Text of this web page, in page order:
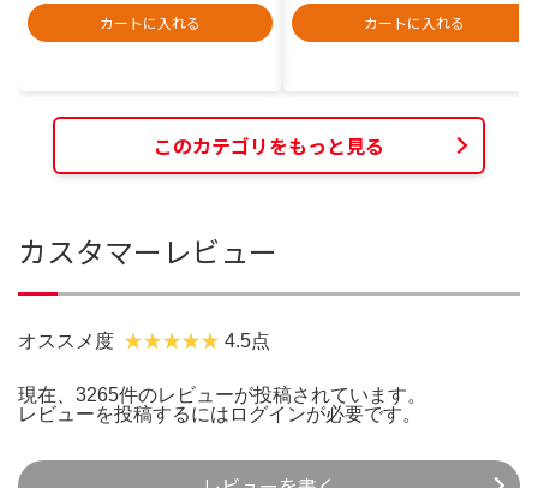
カートに入れる
カートに入れる
このカテゴリをもっと見る
カスタマーレビュー
オススメ度 4.5点
現在、3265件のレビューが投稿されています。
レビューを投稿するには ログインが必要です。